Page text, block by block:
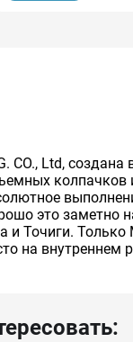
CO., Ltd,
это заметно
и Точиги.
на внутреннем